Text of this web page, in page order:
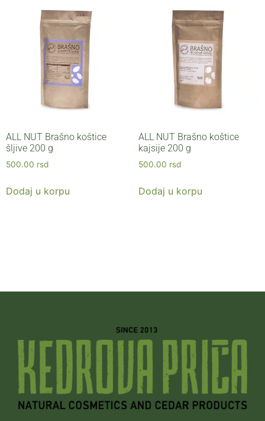
ALL NUT Brašno koštice
šljive 200 g
500.00 rsd
Dodaj u korpu
ALL NUT Brašno koštice
kajsije 200 g
500.00 rsd
Dodaj u korpu